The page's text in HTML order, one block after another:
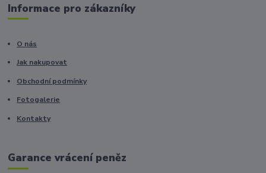
Informace pro zákazníky
O nás
Jak nakupovat
Obchodní podmínky
Fotogalerie
Kontakty
Garance vrácení peněz